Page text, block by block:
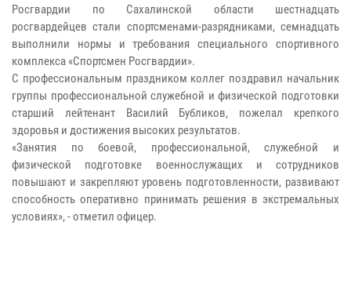
Росгвардии по Сахалинской области шестнадцать
росгвардейцев стали спортсменами-разрядниками, семнадцать
выполнили нормы и требования специального спортивного
комплекса «Спортсмен Росгвардии».
С профессиональным праздником коллег поздравил начальник
группы профессиональной служебной и физической подготовки
старший лейтенант Василий Бубликов, пожелал крепкого
здоровья и достижения высоких результатов.
«Занятия по боевой, профессиональной, служебной и
физической подготовке военнослужащих и сотрудников
повышают и закрепляют уровень подготовленности, развивают
способность оперативно принимать решения в экстремальных
условиях», - отметил офицер.